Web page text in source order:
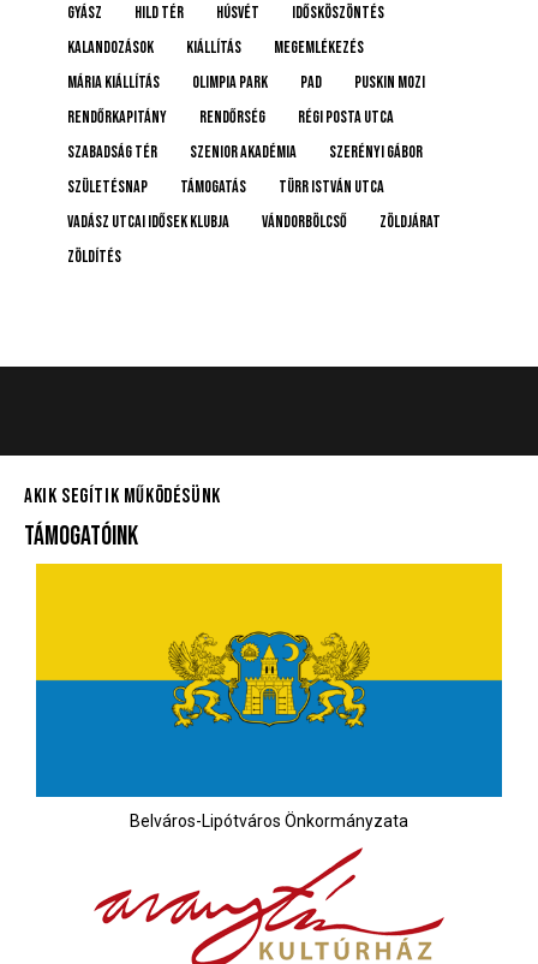
gyász
Hild tér húsvét
idősköszöntés
Kalandozások
kiállítás
megemlékezés
Mária kiállítás
Olimpia Park pad
Puskin mozi
rendőrkapitány
rendőrség
Régi posta utca
Szabadság tér
Szenior Akadémia
Szerényi Gábor
születésnap
támogatás
Türr István utca
Vadász Utcai Idősek Klubja
Vándorbölcső
Zöldjárat
Zöldítés
AKIK SEGÍTIK MŰKÖDÉSÜNK
TÁMOGATÓINK
Belváros-Lipótváros Önkormányzata